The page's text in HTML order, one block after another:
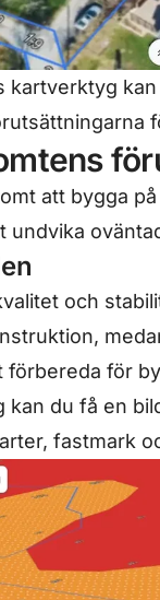
kartverktyg
att bygga
undvika
och
förbereda för
kan du få en
fastmark